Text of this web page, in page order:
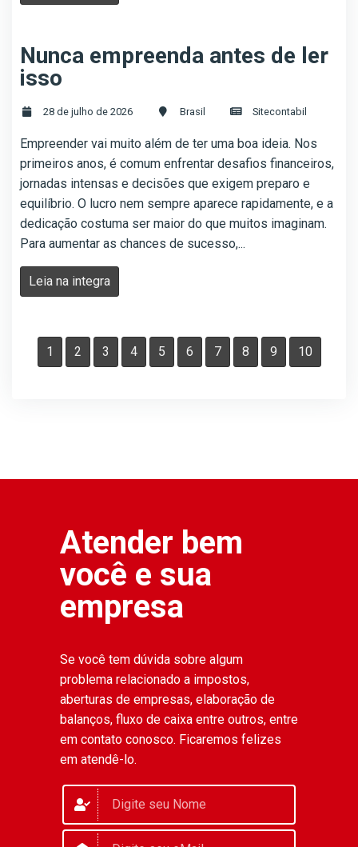
Nunca empreenda antes de ler
isso
28 de julho de 2026 Brasil Sitecontabil
Empreender vai muito além de ter uma boa ideia. Nos
primeiros anos, é comum enfrentar desafios financeiros,
jornadas intensas e decisões que exigem preparo e
equilíbrio. O lucro nem sempre aparece rapidamente, e a
dedicação costuma ser maior do que muitos imaginam.
Para aumentar as chances de sucesso,...
Leia na integra
1 2 3 4 5 6 7 8 9 10
Atender bem
você e sua
empresa
Se você tem dúvida sobre algum
problema relacionado a impostos,
aberturas de empresas, elaboração de
balanços, fluxo de caixa entre outros, entre
em contato conosco. Ficaremos felizes
em atendê-lo.